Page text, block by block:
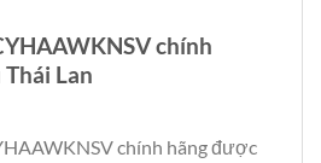
chính
Lan
chính hãng được